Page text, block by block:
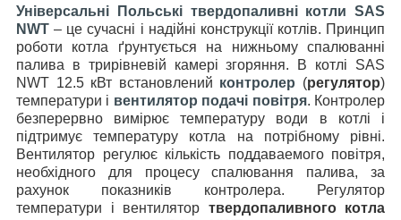
Універсальні Польські твердопаливні котли SAS
NWT – це сучасні і надійні конструкції котлів. Принцип
роботи котла ґрунтується на нижньому спалюванні
палива в трирівневій камері згоряння. В котлі SAS
NWT 12.5 кВт встановлений контролер (регулятор)
температури і вентилятор подачі повітря. Контролер
безперервно вимірює температуру води в котлі і
підтримує температуру котла на потрібному рівні.
Вентилятор регулює кількість поддаваемого повітря,
необхідного для процесу спалювання палива, за
рахунок показників контролера. Регулятор
температури і вентилятор твердопаливного котла